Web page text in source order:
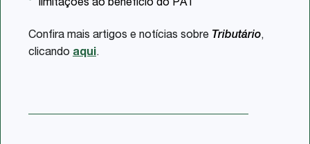
limitações ao benefício do PAT
Confira mais artigos e notícias sobre Tributário,
clicando aqui.